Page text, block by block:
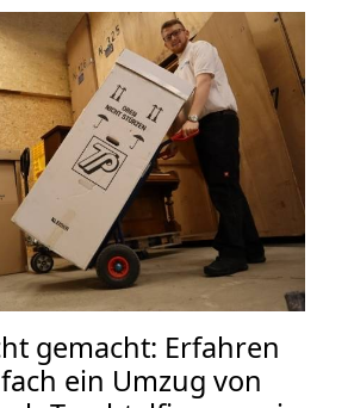
gemacht: Erfahren
ein Umzug von